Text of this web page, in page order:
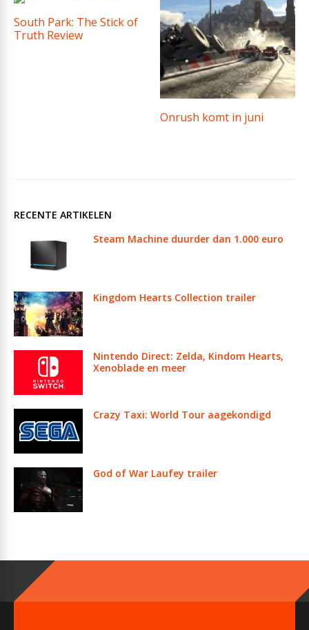
South Park: The Stick of
Truth Review
Onrush komt in juni
RECENTE ARTIKELEN
Steam Machine duurder dan 1.000 euro
Kingdom Hearts Collection trailer
Nintendo Direct: Zelda, Kindom Hearts,
Xenoblade en meer
Crazy Taxi: World Tour aagekondigd
God of War Laufey trailer